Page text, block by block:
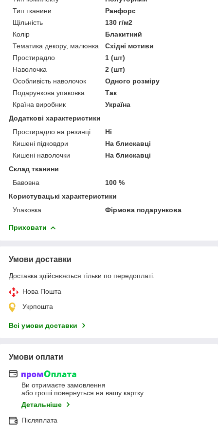
Тип тканини
Ранфорс
Щільність
130 г/м2
Колір
Блакитний
Тематика декору, малюнка
Східні мотиви
Простирадло
1 (шт)
Наволочка
2 (шт)
Особливість наволочок
Одного розміру
Подарункова упаковка
Так
Країна виробник
Україна
Додаткові характеристики
Простирадло на резинці
Ні
Кишені підковдри
На блискавці
Кишені наволочки
На блискавці
Склад тканини
Бавовна
100 %
Користувацькі характеристики
Упаковка
Фірмова подарункова
Приховати
Умови доставки
Доставка здійснюється тільки по передоплаті.
Нова Пошта
Укрпошта
Всі умови доставки
Умови оплати
Ви отримаєте замовлення
або гроші повернуться на вашу картку
Детальніше
Післяплата